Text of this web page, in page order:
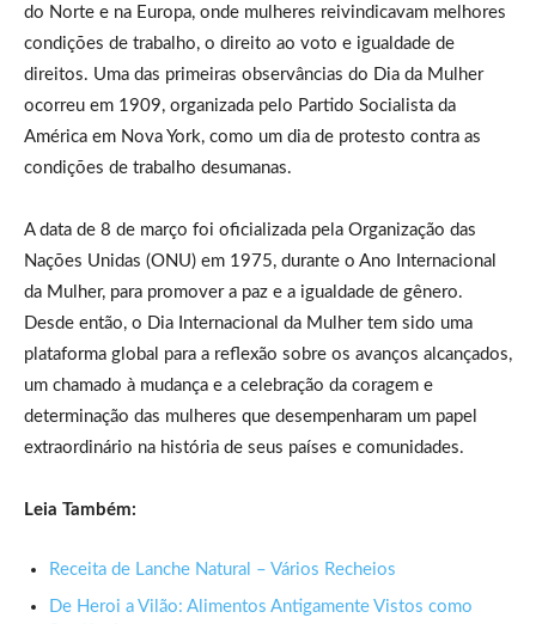
do Norte e na Europa, onde mulheres reivindicavam melhores
condições de trabalho, o direito ao voto e igualdade de
direitos. Uma das primeiras observâncias do Dia da Mulher
ocorreu em 1909, organizada pelo Partido Socialista da
América em Nova York, como um dia de protesto contra as
condições de trabalho desumanas.
A data de 8 de março foi oficializada pela Organização das
Nações Unidas (ONU) em 1975, durante o Ano Internacional
da Mulher, para promover a paz e a igualdade de gênero.
Desde então, o Dia Internacional da Mulher tem sido uma
plataforma global para a reflexão sobre os avanços alcançados,
um chamado à mudança e a celebração da coragem e
determinação das mulheres que desempenharam um papel
extraordinário na história de seus países e comunidades.
Leia Também:
Receita de Lanche Natural – Vários Recheios
De Heroi a Vilão: Alimentos Antigamente Vistos como